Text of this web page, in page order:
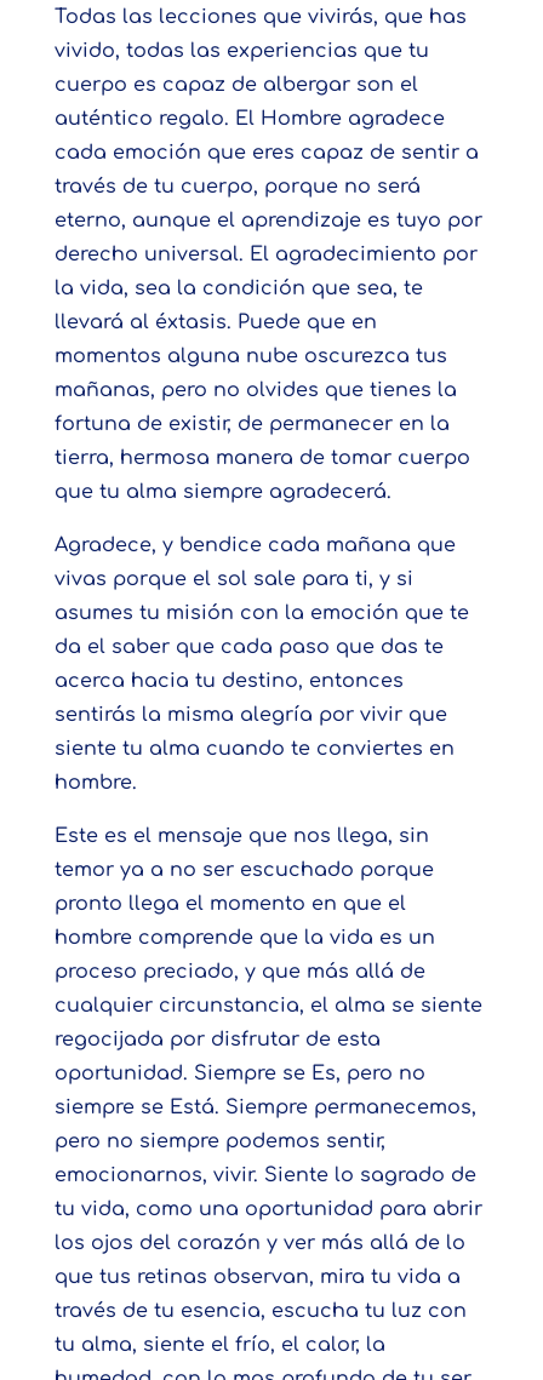
Todas las lecciones que vivirás, que has
vivido, todas las experiencias que tu
cuerpo es capaz de albergar son el
auténtico regalo. El Hombre agradece
cada emoción que eres capaz de sentir a
través de tu cuerpo, porque no será
eterno, aunque el aprendizaje es tuyo por
derecho universal. El agradecimiento por
la vida, sea la condición que sea, te
llevará al éxtasis. Puede que en
momentos alguna nube oscurezca tus
mañanas, pero no olvides que tienes la
fortuna de existir, de permanecer en la
tierra, hermosa manera de tomar cuerpo
que tu alma siempre agradecerá.
Agradece, y bendice cada mañana que
vivas porque el sol sale para ti, y si
asumes tu misión con la emoción que te
da el saber que cada paso que das te
acerca hacia tu destino, entonces
sentirás la misma alegría por vivir que
siente tu alma cuando te conviertes en
hombre.
Este es el mensaje que nos llega, sin
temor ya a no ser escuchado porque
pronto llega el momento en que el
hombre comprende que la vida es un
proceso preciado, y que más allá de
cualquier circunstancia, el alma se siente
regocijada por disfrutar de esta
oportunidad. Siempre se Es, pero no
siempre se Está. Siempre permanecemos,
pero no siempre podemos sentir,
emocionarnos, vivir. Siente lo sagrado de
tu vida, como una oportunidad para abrir
los ojos del corazón y ver más allá de lo
que tus retinas observan, mira tu vida a
través de tu esencia, escucha tu luz con
tu alma, siente el frío, el calor, la